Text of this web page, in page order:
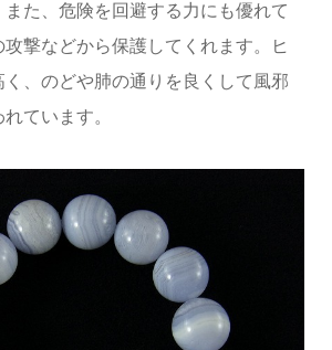
また、危険を回避する力にも優れて
撃などから保護してくれます。ヒ
、のどや肺の通りを良くして風邪
ています。